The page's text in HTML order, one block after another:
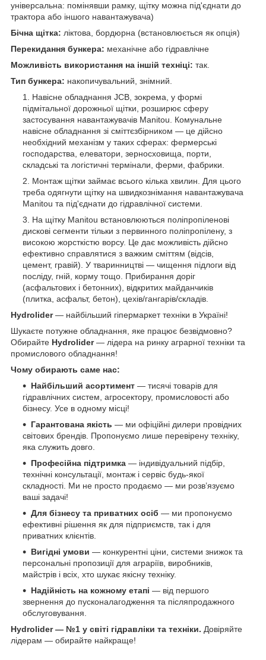
універсальна: помінявши рамку, щітку можна під'єднати до
трактора або іншого навантажувача)
Бічна щітка: ліктова, бордюрна (встановлюється як опція)
Перекидання бункера: механічне або гідравлічне
Можливість використання на іншій техніці: так.
Тип бункера: накопичувальний, знімний.
Навісне обладнання JCB, зокрема, у формі
підмітальної дорожньої щітки, розширює сферу
застосування навантажувачів Manitou. Комунальне
навісне обладнання зі сміттєзбірником — це дійсно
необхідний механізм у таких сферах: фермерські
господарства, елеватори, зерносховища, порти,
складські та логістичні термінали, ферми, фабрики.
Монтаж щітки займає всього кілька хвилин. Для цього
треба одягнути щітку на швидкознімання навантажувача
Manitou та під'єднати до гідравлічної системи.
На щітку Manitou встановлюються поліпропіленові
дискові сегменти тільки з первинного поліпропілену, з
високою жорсткістю ворсу. Це дає можливість дійсно
ефективно справлятися з важким сміттям (відсів,
цемент, гравій). У тваринництві — чищення підлоги від
посліду, гній, корму тощо. Прибирання доріг
(асфальтових і бетонних), відкритих майданчиків
(плитка, асфальт, бетон), цехів/гангарів/складів.
Hydrolider— найбільший гіпермаркет техніки в Україні!
Шукаєте потужне обладнання, яке працює безвідмовно?
Обирайте Hydrolider— лідера на ринку аграрної техніки та
промислового обладнання!
Чому обирають саме нас:
Найбільший асортимент — тисячі товарів для
гідравлічних систем, агросектору, промисловості або
бізнесу. Усе в одному місці!
Гарантована якість — ми офіційні дилери провідних
світових брендів. Пропонуємо лише перевірену техніку,
яка служить довго.
Професійна підтримка — індивідуальний підбір,
технічні консультації, монтаж і сервіс будь-якої
складності. Ми не просто продаємо — ми розв’язуємо
ваші задачі!
Для бізнесу та приватних осіб — ми пропонуємо
ефективні рішення як для підприємств, так і для
приватних клієнтів.
Вигідні умови — конкурентні ціни, системи знижок та
персональні пропозиції для аграріїв, виробників,
майстрів і всіх, хто шукає якісну техніку.
Надійність на кожному етапі — від першого
звернення до пусконалагодження та післяпродажного
обслуговування.
Hydrolider — №1 у світі гідравліки та техніки. Довіряйте
лідерам — обирайте найкраще!